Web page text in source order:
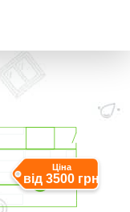
Ціна
від 3500 грн